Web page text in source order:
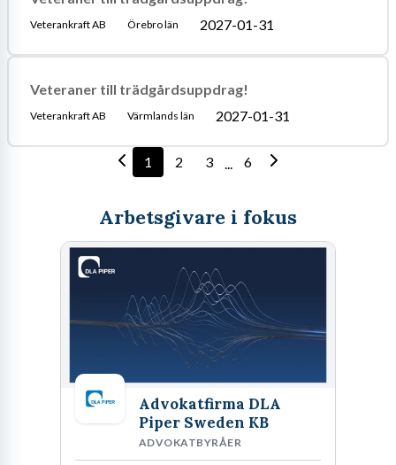
Veterankraft AB Örebro län 2027-01-31
Veteraner till trädgårdsuppdrag!
Veterankraft AB Värmlands län 2027-01-31
1 2 3 ... 6
Arbetsgivare i fokus
Advokatfirma DLA
Piper Sweden KB
ADVOKATBYRÅER